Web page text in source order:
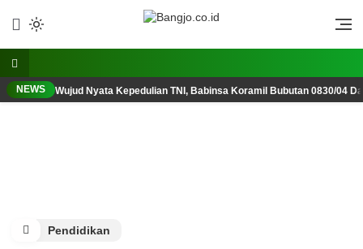
NEWS Wujud Nyata Kepedulian TNI, Babinsa Koramil Bubutan 0830/04
Pendidikan